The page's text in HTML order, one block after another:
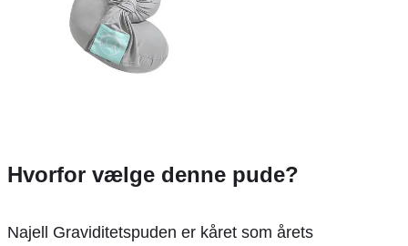
Hvorfor vælge denne pude?
Najell Graviditetspuden er kåret som årets